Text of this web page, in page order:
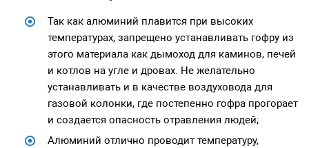
Так как алюминий плавится при высоких
температурах, запрещено устанавливать гофру из
этого материала как дымоход для каминов, печей
и котлов на угле и дровах. Не желательно
устанавливать и в качестве воздуховода для
газовой колонки, где постепенно гофра прогорает
и создается опасность отравления людей;
Алюминий отлично проводит температуру,